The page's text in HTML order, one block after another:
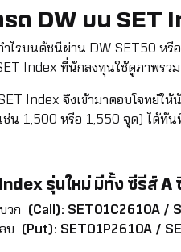
ด DW บน SET
ไรบนดัชนีผ่าน DW SET50 ห
Index ที่นักลงทุนใช้ดูภาพรว
Index จึงเข้ามาตอบโจทย์
น 1,500 หรือ 1,550 จุด) ได้ทั
รุ่นใหม่ มีทั้ง ซีรีส์ A
วก (Call): SET01C2610A /
บ (Put): SET01P2610A /